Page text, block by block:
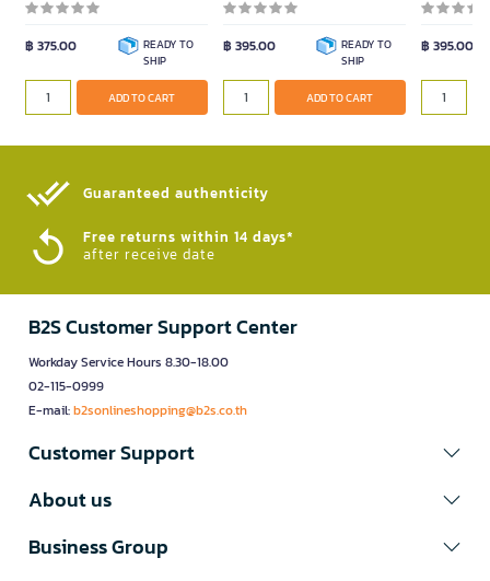
฿ 375.00
READY TO
SHIP
ADD TO CART
฿ 395.00
READY TO
SHIP
ADD TO CART
฿ 395.00
Guaranteed authenticity​
Free returns within 14 days*
after receive date
B2S Customer Support Center
Workday Service Hours 8.30-18.00
02-115-0999
E-mail:b2sonlineshopping@b2s.co.th
Customer Support
About us
Business Group